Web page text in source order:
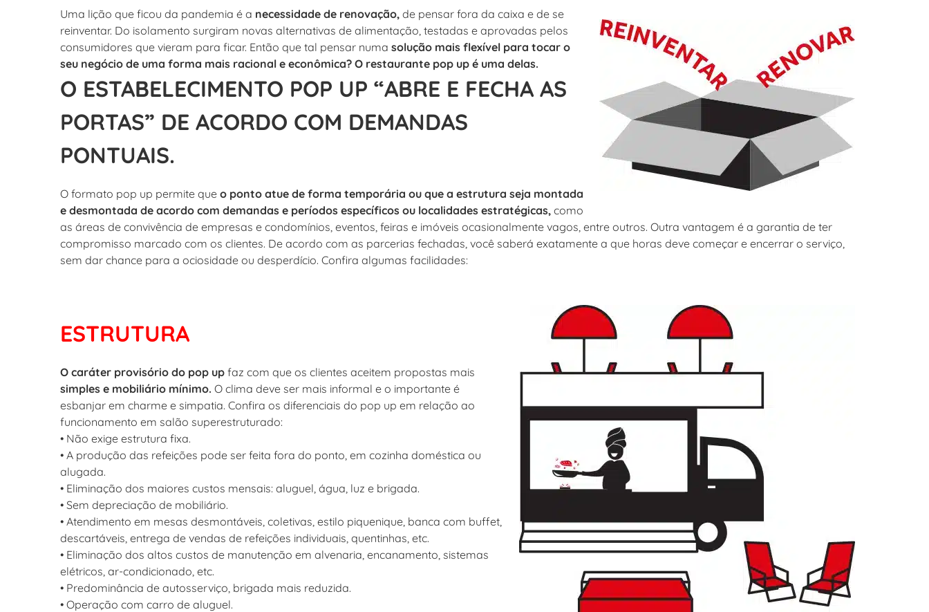
Uma lição que ficou da pandemia é a necessidade de renovação, de pensar fora da caixa e de se
reinventar. Do isolamento surgiram novas alternativas de alimentação, testadas e aprovadas pelos
consumidores que vieram para ficar. Então que tal pensar numa solução mais flexível para tocar o
seu negócio de uma forma mais racional e econômica? O restaurante pop up é uma delas.
O ESTABELECIMENTO POP UP “ABRE E FECHA AS
PORTAS” DE ACORDO COM DEMANDAS
PONTUAIS.
O formato pop up permite que o ponto atue de forma temporária ou que a estrutura seja montada
e desmontada de acordo com demandas e períodos específicos ou localidades estratégicas, como
as áreas de convivência de empresas e condomínios, eventos, feiras e imóveis ocasionalmente vagos, entre outros. Outra vantagem é a garantia de ter
compromisso marcado com os clientes. De acordo com as parcerias fechadas, você saberá exatamente a que horas deve começar e encerrar o serviço,
sem dar chance para a ociosidade ou desperdício. Confira algumas facilidades:
ESTRUTURA
O caráter provisório do pop up faz com que os clientes aceitem propostas mais
simples e mobiliário mínimo. O clima deve ser mais informal e o importante é
esbanjar em charme e simpatia. Confira os diferenciais do pop up em relação ao
funcionamento em salão superestruturado:
• Não exige estrutura fixa.
• A produção das refeições pode ser feita fora do ponto, em cozinha doméstica ou
alugada.
• Eliminação dos maiores custos mensais: aluguel, água, luz e brigada.
• Sem depreciação de mobiliário.
• Atendimento em mesas desmontáveis, coletivas, estilo piquenique, banca com buffet,
descartáveis, entrega de vendas de refeições individuais, quentinhas, etc.
• Eliminação dos altos custos de manutenção em alvenaria, encanamento, sistemas
elétricos, ar-condicionado, etc.
• Predominância de autosserviço, brigada mais reduzida.
• Operação com carro de aluguel.